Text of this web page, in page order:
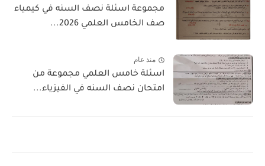
مجموعة اسئلة نصف السنه في كيمياء
صف الخامس العلمي 2026...
منذ عام
اسئلة خامس العلمي مجموعة من
امتحان نصف السنه في الفيزياء...